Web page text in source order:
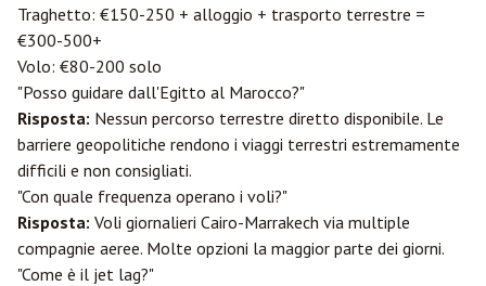
Traghetto: €150-250 + alloggio + trasporto terrestre =
€300-500+
Volo: €80-200 solo
"Posso guidare dall'Egitto al Marocco?"
Risposta: Nessun percorso terrestre diretto disponibile. Le
barriere geopolitiche rendono i viaggi terrestri estremamente
difficili e non consigliati.
"Con quale frequenza operano i voli?"
Risposta: Voli giornalieri Cairo-Marrakech via multiple
compagnie aeree. Molte opzioni la maggior parte dei giorni.
"Come è il jet lag?"